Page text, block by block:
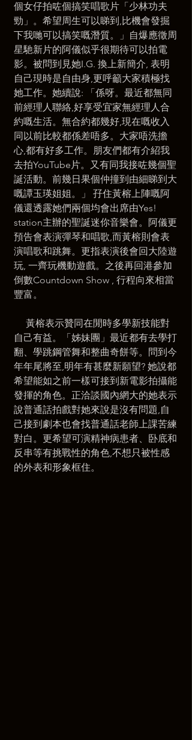
個女仔拍咗個搞笑唱歌片「少林功夫
勁」。希望周生可以睇到,比機會發掘
下我哋可以搞笑嘅潛質。」自爆應徵周
星馳新片的阿儀似乎很期待可以拍電
影。被問到見她I.G. 換上新簡介, 表明
自己現時是自由身,更呼籲大家積極找
她工作。她續說: 「係呀。最近都無同
前經理人聯絡,好享受宜家無經理人合
約嘅生活。無合約都幾好,現在嘅收入
同以前比較都係差唔多。大家唔洗擔
心,都有好多工作。朋友們都有介紹我
去拍YouTube片。又有同我接咗幾個聖
誕活動。前幾日果個仲撞到由細睇到大
嘅譚玉瑛姐姐。」 孖住黃榕上陣嘅阿
儀還透露她們兩個均會出席由Yes!
station主辦的聖誕迷你音樂會。阿儀更
預告會表演彈琴和唱歌,而黃榕則會表
演唱歌和跳舞。更指表演後會回大陸遊
玩, 一齊玩機動遊戲。之後再回港參加
倒數Countdown Show , 行程向來相當
豐富。
黃榕表示贊同在閒時多學新技能對
自己有益。「姊妹團」最近都有去學打
翻、學跳鋼管舞和整曲奇餅等。問到今
年年尾將至,明年有甚麼新願望? 她說都
希望能如之前一樣可接到新電影拍攝能
發揮的角色。正洽談國內網大的她表示
說普通話拍戲對她來說是沒有問題,自
己接到劇本也會找普通話老師上課苦練
對白。更希望可演精神病患者、卧底和
反串等有挑戰性的角色,不想只被性感
的外表和形象框住。